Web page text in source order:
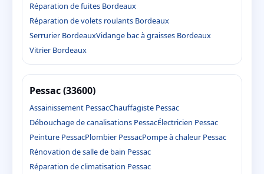
Réparation de fuites Bordeaux
Réparation de volets roulants Bordeaux
Serrurier BordeauxVidange bac à graisses Bordeaux
Vitrier Bordeaux
Pessac (33600)
Assainissement PessacChauffagiste Pessac
Débouchage de canalisations PessacÉlectricien Pessac
Peinture PessacPlombier PessacPompe à chaleur Pessac
Rénovation de salle de bain Pessac
Réparation de climatisation Pessac